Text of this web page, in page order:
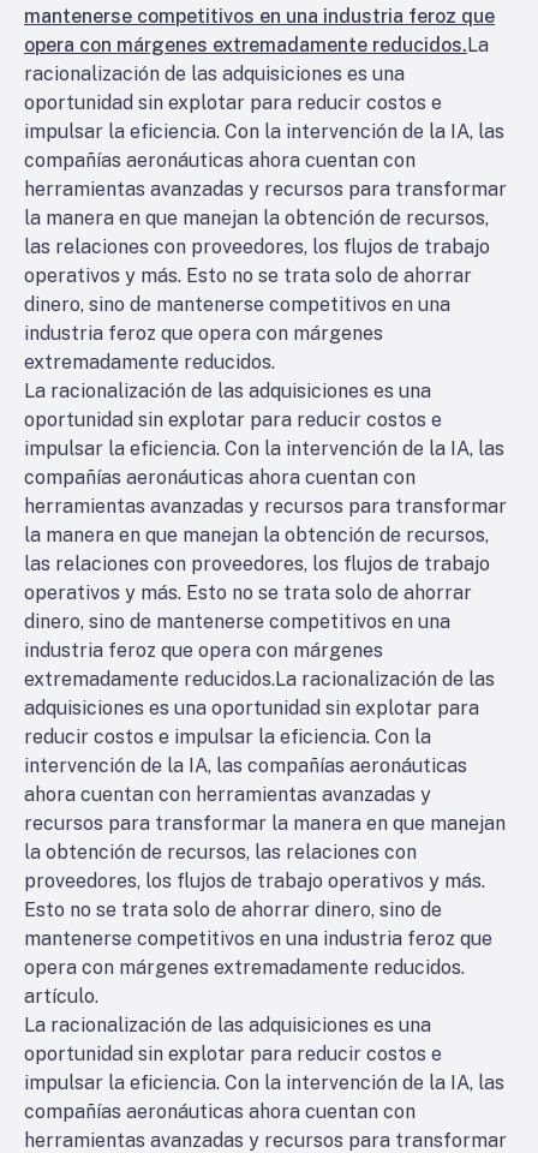
mantenerse competitivos en una industria feroz que
opera con márgenes extremadamente reducidos.La
racionalización de las adquisiciones es una
oportunidad sin explotar para reducir costos e
impulsar la eficiencia. Con la intervención de la IA, las
compañías aeronáuticas ahora cuentan con
herramientas avanzadas y recursos para transformar
la manera en que manejan la obtención de recursos,
las relaciones con proveedores, los flujos de trabajo
operativos y más. Esto no se trata solo de ahorrar
dinero, sino de mantenerse competitivos en una
industria feroz que opera con márgenes
extremadamente reducidos.
La racionalización de las adquisiciones es una
oportunidad sin explotar para reducir costos e
impulsar la eficiencia. Con la intervención de la IA, las
compañías aeronáuticas ahora cuentan con
herramientas avanzadas y recursos para transformar
la manera en que manejan la obtención de recursos,
las relaciones con proveedores, los flujos de trabajo
operativos y más. Esto no se trata solo de ahorrar
dinero, sino de mantenerse competitivos en una
industria feroz que opera con márgenes
extremadamente reducidos.La racionalización de las
adquisiciones es una oportunidad sin explotar para
reducir costos e impulsar la eficiencia. Con la
intervención de la IA, las compañías aeronáuticas
ahora cuentan con herramientas avanzadas y
recursos para transformar la manera en que manejan
la obtención de recursos, las relaciones con
proveedores, los flujos de trabajo operativos y más.
Esto no se trata solo de ahorrar dinero, sino de
mantenerse competitivos en una industria feroz que
opera con márgenes extremadamente reducidos.
artículo.
La racionalización de las adquisiciones es una
oportunidad sin explotar para reducir costos e
impulsar la eficiencia. Con la intervención de la IA, las
compañías aeronáuticas ahora cuentan con
herramientas avanzadas y recursos para transformar